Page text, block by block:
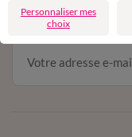
conditions
Personnaliser mes
choix